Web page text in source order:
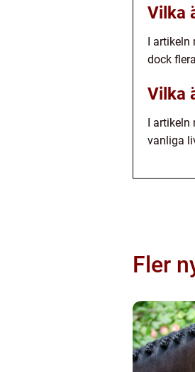
Vilka
I artikeln
dock
Vilka
I artikeln
vanliga
Fler